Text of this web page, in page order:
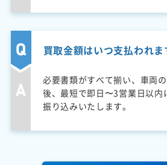
買取金額はいつ支払われま
必要書類がすべて揃い、車両
後、最短で即日〜3営業日以内
振り込みいたします。